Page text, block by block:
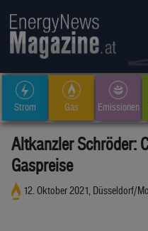
Strom Gas Emissionen
Altkanzler Schröder:
Gaspreise
12. Oktober 2021, Düsseldorf/